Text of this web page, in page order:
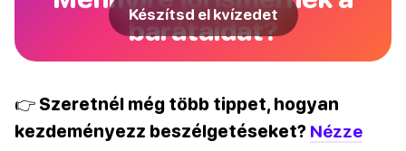
barátaidat?
Készítsd el kvízedet
👉 Szeretnél még több tippet, hogyan
kezdeményezz beszélgetéseket? Nézze